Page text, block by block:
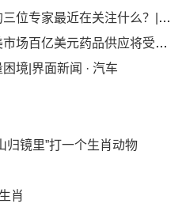
家最近在关注什么？|界面新闻
美元药品供应将受冲击|界面新闻
境|界面新闻 · 汽车
归镜里”打一个生肖动物
肖